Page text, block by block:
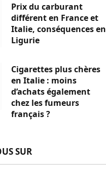
Prix du carburant
différent en France et
Italie, conséquences en
Ligurie
Cigarettes plus chères
en Italie : moins
d’achats également
chez les fumeurs
français ?
SUR